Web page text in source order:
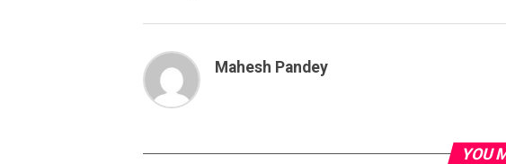
Mahesh Pandey
YOU